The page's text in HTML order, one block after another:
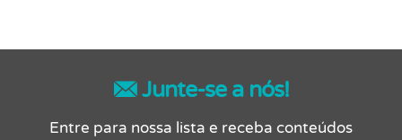
Junte-se a nós!
Entre para nossa lista e receba conteúdos